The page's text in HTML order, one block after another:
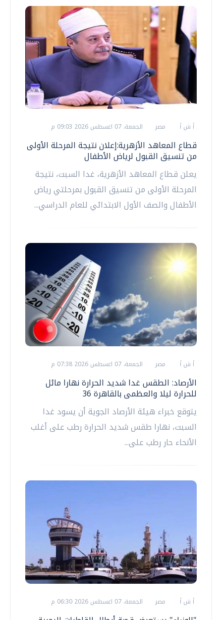
أ ش أ مصر الجمعة، 07 اغسطس 2026 09:03 م
قطاع المعاهد الأزهرية:إعلان نتيجة المرحلة الأولى
من تنسيق القبول لرياض الأطفال
يعلن قطاع المعاهد الأزهرية، غدا السبت، نتيجة
المرحلة الأولى من تنسيق القبول بمرحلتي رياض
الأطفال والصف الأول الابتدائي للعام الدراسي...
أ ش أ مصر الجمعة، 07 اغسطس 2026 07:38 م
الأرصاد: الطقس غدا شديد الحرارة نهارا مائل
للحرارة ليلا والعظمى بالقاهرة 36
يتوقع خبراء هيئة الأرصاد الجوية أن يسود غدا
السبت، نهارا طقس شديد الحرارة رطب على أغلب
الأنحاء حار رطب على...
أ ش أ مصر الجمعة، 07 اغسطس 2026 06:30 م